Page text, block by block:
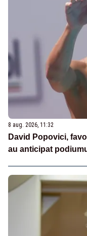
8 aug. 2026, 11:32
David Popovici,
au anticipat